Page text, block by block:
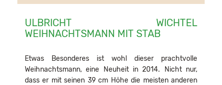
ULBRICHT WICHTEL
WEIHNACHTSMANN MIT STAB
Etwas Besonderes ist wohl dieser prachtvolle
Weihnachtsmann, eine Neuheit in 2014. Nicht nur,
dass er mit seinen 39 cm Höhe die meisten anderen